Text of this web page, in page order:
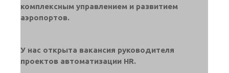
комплексным управлением и развитием
аэропортов.
У нас открыта вакансия руководителя
проектов автоматизации HR.